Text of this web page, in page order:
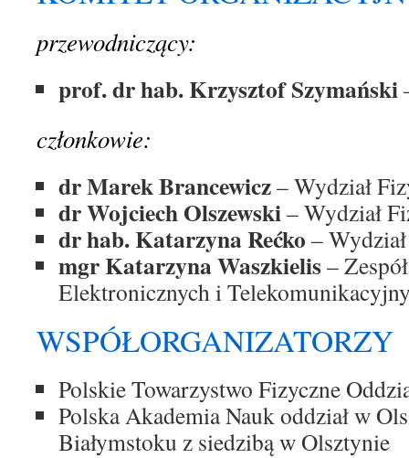
przewodniczący:
prof. dr hab. Krzysztof Szymański
członkowie:
dr Marek Brancewicz– Wydział
dr Wojciech Olszewski– Wydział
dr hab. Katarzyna Rećko –
mgr Katarzyna Waszkielis–
Elektronicznych i
WSPÓŁORGANIZATORZY
Polskie Towarzystwo Fizyczne
Polska Akademia Nauk oddział w
Białymstoku z siedzibą w Olsztynie